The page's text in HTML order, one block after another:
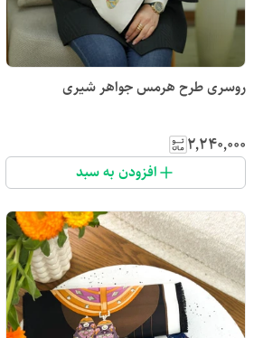
روسری طرح هرمس جواهر شیری
۲٬۲۴۰٬۰۰۰
افزودن به سبد